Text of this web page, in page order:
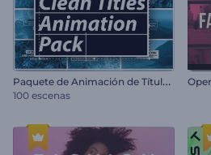
P
aquete de Animación de Títulos Minimalistas
100 escenas